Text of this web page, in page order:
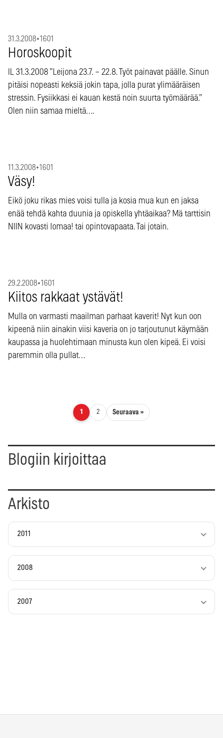
31.3.2008•1601
Horoskoopit
IL 31.3.2008 ”Leijona 23.7. – 22.8. Työt painavat päälle. Sinun
pitäisi nopeasti keksiä jokin tapa, jolla purat ylimääräisen
stressin. Fysiikkasi ei kauan kestä noin suurta työmäärää.”
Olen niin samaa mieltä….
11.3.2008•1601
Väsy!
Eikö joku rikas mies voisi tulla ja kosia mua kun en jaksa
enää tehdä kahta duunia ja opiskella yhtäaikaa? Mä tarttisin
NIIN kovasti lomaa! tai opintovapaata. Tai jotain.
29.2.2008•1601
Kiitos rakkaat ystävät!
Mulla on varmasti maailman parhaat kaverit! Nyt kun oon
kipeenä niin ainakin viisi kaveria on jo tarjoutunut käymään
kaupassa ja huolehtimaan minusta kun olen kipeä. Ei voisi
paremmin olla pullat…
Artikkelien sivutus
1 2 Seuraava »
Blogiin kirjoittaa
Arkisto
2011
2008
2007